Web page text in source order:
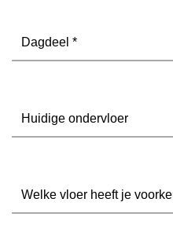
Dagdeel (Vereist)
Ondervloer (Vereist)
Welke